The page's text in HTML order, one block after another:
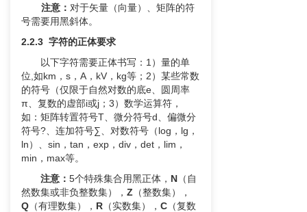
注意： 对于矢量（向量）、矩阵的符
号需要用黑斜体。
2.2.3 字符的正体要求
以下字符需要正体书写：1）量的单
位,如km，s，A，kV，kg等；2）某些常数
的符号（仅限于自然对数的底e、圆周率
π、复数的虚部i或j；3）数学运算符，
如：矩阵转置符号T、微分符号d、偏微分
符号?、连加符号∑、对数符号（log，lg，
ln）、sin，tan，exp，div，det，lim，
min，max等。
注意： 5个特殊集合用黑正体， N （自
然数集或非负整数集）， Z （整数集），
Q （有理数集）， R （实数集）， C （复数